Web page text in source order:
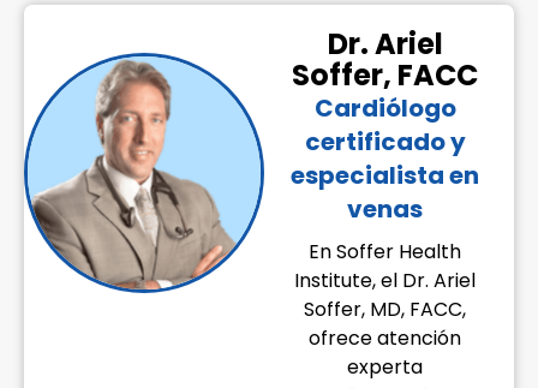
Dr. Ariel
Soffer, FACC
Cardiólogo
certificado y
especialista en
venas
En Soffer Health
Institute, el Dr. Ariel
Soffer, MD, FACC,
ofrece atención
experta